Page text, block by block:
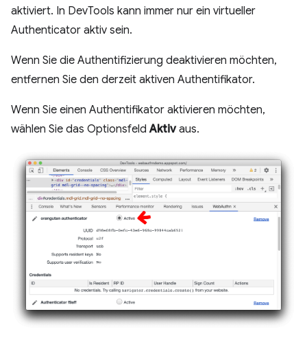
aktiviert. In DevTools kann immer nur ein virtueller
Authenticator aktiv sein.
Wenn Sie die Authentifizierung deaktivieren möchten,
entfernen Sie den derzeit aktiven Authentifikator.
Wenn Sie einen Authentifikator aktivieren möchten,
wählen Sie das OptionsfeldAktivaus.